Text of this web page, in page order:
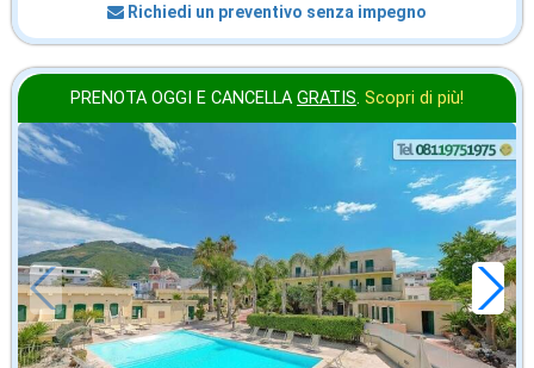
Richiedi un preventivo senza impegno
PRENOTA OGGI E CANCELLA GRATIS. Scopri di più!
€28,43
a notte